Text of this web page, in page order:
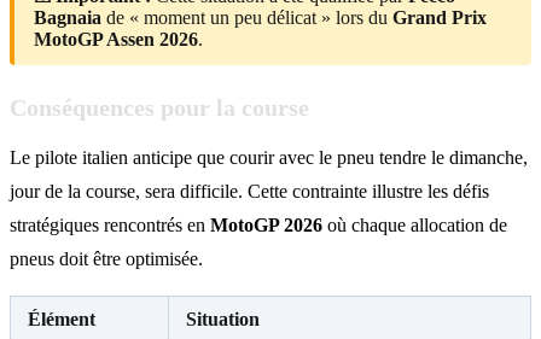
Bagnaia de « moment un peu délicat » lors du Grand Prix
MotoGP Assen 2026.
Conséquences pour la course
Le pilote italien anticipe que courir avec le pneu tendre le dimanche,
jour de la course, sera difficile. Cette contrainte illustre les défis
stratégiques rencontrés en MotoGP 2026 où chaque allocation de
pneus doit être optimisée.
Élément Situation